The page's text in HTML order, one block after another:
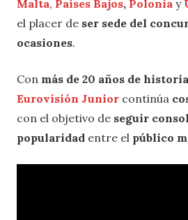
Malta, Países Bajos, Polonia y
el placer de ser sede del
ocasiones.
Con más de 20 años de historia
Eurovisión Junior continúa
con el objetivo de seguir
popularidad entre el público